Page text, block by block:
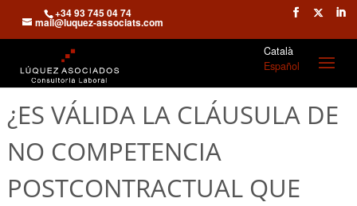
+34 93 745 04 74
mail@luquez-associats.com
Català
Español
¿ES VÁLIDA LA CLÁUSULA DE
NO COMPETENCIA
POSTCONTRACTUAL QUE